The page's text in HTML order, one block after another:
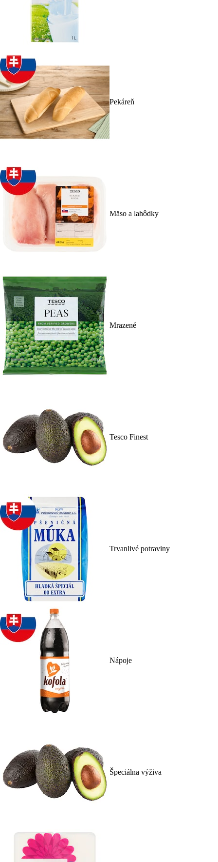
Pekáreň
Mäso a lahôdky
Mrazené
Tesco Finest
Trvanlivé potraviny
Nápoje
Špeciálna výživa